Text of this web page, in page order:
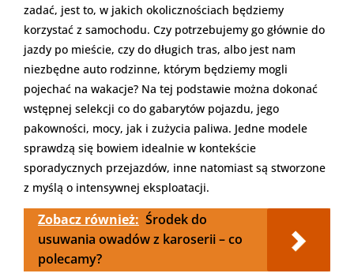
zadać, jest to, w jakich okolicznościach będziemy
korzystać z samochodu. Czy potrzebujemy go głównie do
jazdy po mieście, czy do długich tras, albo jest nam
niezbędne auto rodzinne, którym będziemy mogli
pojechać na wakacje? Na tej podstawie można dokonać
wstępnej selekcji co do gabarytów pojazdu, jego
pakowności, mocy, jak i zużycia paliwa. Jedne modele
sprawdzą się bowiem idealnie w kontekście
sporadycznych przejazdów, inne natomiast są stworzone
z myślą o intensywnej eksploatacji.
Zobacz również: Środek do
usuwania owadów z karoserii – co
polecamy?